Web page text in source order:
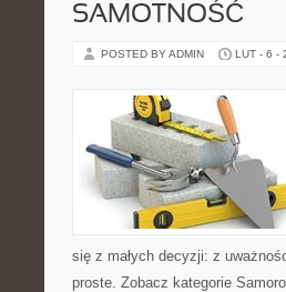
SAMOTNOŚĆ
POSTED BY ADMIN LUT - 6 -
się z małych decyzji: z
proste. Zobacz kategorie